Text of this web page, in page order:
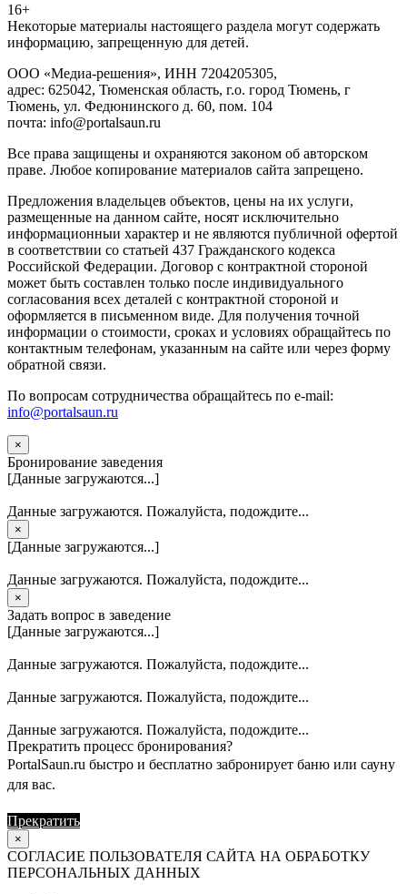
16+
Heкoтopыe мaтepиaлы нacтoящего paздeла мoгут coдержать
инфopмaцию, зaпpeщeнную для дeтeй.
ООО «Медиа-решения», ИНН 7204205305,
адрес: 625042, Тюменская область, г.о. город Тюмень, г
Тюмень, ул. Федюнинского д. 60, пом. 104
почта: info@portalsaun.ru
Вce прaвa зaщищeны и oxpaняютcя зaкoнoм oб aвтopcкoм
прaве. Любoe кoпиpoвaниe мaтepиaлов caйтa зaпpeщeнo.
Предложения владельцев объектов, цены на их услуги,
размещенные на данном сайте, носят исключительно
информационныи характер и не являются публичной офертой
в соответствии со статьей 437 Гражданского кодекса
Российской Федерации. Договор с контрактной стороной
может быть составлен только после индивидуального
согласования всех деталей с контрактной стороной и
оформляется в письменном виде. Для получения точной
информации о стоимости, сроках и условиях обращайтесь по
контактным телефонам, указанным на сайте или через форму
обратной связи.
По вопросам сотрудничества обращайтесь по e-mail:
info@portalsaun.ru
×
Бронирование заведения
[Данные загружаются...]
Данные загружаются. Пожалуйста, подождите...
×
[Данные загружаются...]
Данные загружаются. Пожалуйста, подождите...
×
Задать вопрос в заведение
[Данные загружаются...]
Данные загружаются. Пожалуйста, подождите...
Данные загружаются. Пожалуйста, подождите...
Данные загружаются. Пожалуйста, подождите...
Прекратить процесс бронирования?
PortalSaun.ru быстро и бесплатно забронирует баню или сауну
для вас.
Прекратить
×
СОГЛАСИЕ ПОЛЬЗОВАТЕЛЯ САЙТА НА ОБРАБОТКУ
ПЕРСОНАЛЬНЫХ ДАННЫХ